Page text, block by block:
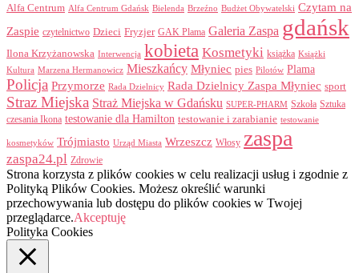
Alfa Centrum Alfa Centrum Gdańsk Bielenda Brzeźno Budżet Obywatelski Czytam na
Zaspie czytelnictwo Dzieci Fryzjer GAK Plama Galeria Zaspa gdańsk
Ilona Krzyżanowska Interwencja kobieta Kosmetyki książka Książki
Kultura Marzena Hermanowicz Mieszkańcy Młyniec pies Pilotów Plama
Policja Przymorze Rada Dzielnicy Rada Dzielnicy Zaspa Młyniec sport
Straz Miejska Straż Miejska w Gdańsku SUPER-PHARM Szkoła Sztuka
czesania Ikona testowanie dla Hamilton testowanie i zarabianie testowanie
kosmetyków Trójmiasto Urząd Miasta Wrzeszcz Włosy zaspa
zaspa24.pl Zdrowie
Strona korzysta z plików cookies w celu realizacji usług i zgodnie z
Polityką Plików Cookies. Możesz określić warunki
przechowywania lub dostępu do plików cookies w Twojej
przeglądarce.Akceptuję
Polityka Cookies